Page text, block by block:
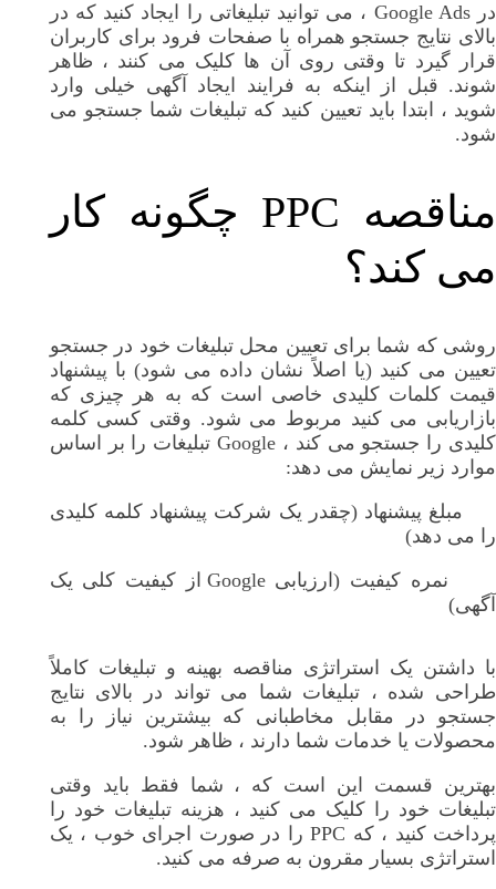
در Google Ads ، می توانید تبلیغاتی را ایجاد کنید که در
بالای نتایج جستجو همراه با صفحات فرود برای کاربران
قرار گیرد تا وقتی روی آن ها کلیک می کنند ، ظاهر
شوند. قبل از اینکه به فرایند ایجاد آگهی خیلی وارد
شوید ، ابتدا باید تعیین کنید که تبلیغات شما جستجو می
شود.
مناقصه PPC چگونه کار
می کند؟
روشی که شما برای تعیین محل تبلیغات خود در جستجو
تعیین می کنید (یا اصلاً نشان داده می شود) با پیشنهاد
قیمت کلمات کلیدی خاصی است که به هر چیزی که
بازاریابی می کنید مربوط می شود. وقتی کسی کلمه
کلیدی را جستجو می کند ، Google تبلیغات را بر اساس
موارد زیر نمایش می دهد:
مبلغ پیشنهاد (چقدر یک شرکت پیشنهاد کلمه کلیدی
را می دهد)
نمره کیفیت (ارزیابی Google از کیفیت کلی یک
آگهی)
با داشتن یک استراتژی مناقصه بهینه و تبلیغات کاملاً
طراحی شده ، تبلیغات شما می تواند در بالای نتایج
جستجو در مقابل مخاطبانی که بیشترین نیاز را به
محصولات یا خدمات شما دارند ، ظاهر شود.
بهترین قسمت این است که ، شما فقط باید وقتی
تبلیغات خود را کلیک می کنید ، هزینه تبلیغات خود را
پرداخت کنید ، که PPC را در صورت اجرای خوب ، یک
استراتژی بسیار مقرون به صرفه می کنید.